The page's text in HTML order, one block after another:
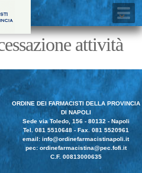
attività
ORDINE DEI FARMACISTI DELLA PROVINCIA
DI NAPOLI
Sede via Toledo, 156 - 80132 - Napoli
Tel. 081 5510648 - Fax. 081 5520961
email: info@ordinefarmacistinapoli.it
pec: ordinefarmacistina@pec.fofi.it
C.F. 00813000635